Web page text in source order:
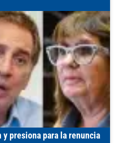
presiona para la renuncia